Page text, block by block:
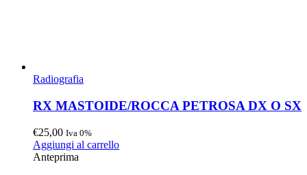
Radiografia
RX MASTOIDE/ROCCA PETROSA DX O SX
€25,00 Iva 0%
Aggiungi al carrello
Anteprima